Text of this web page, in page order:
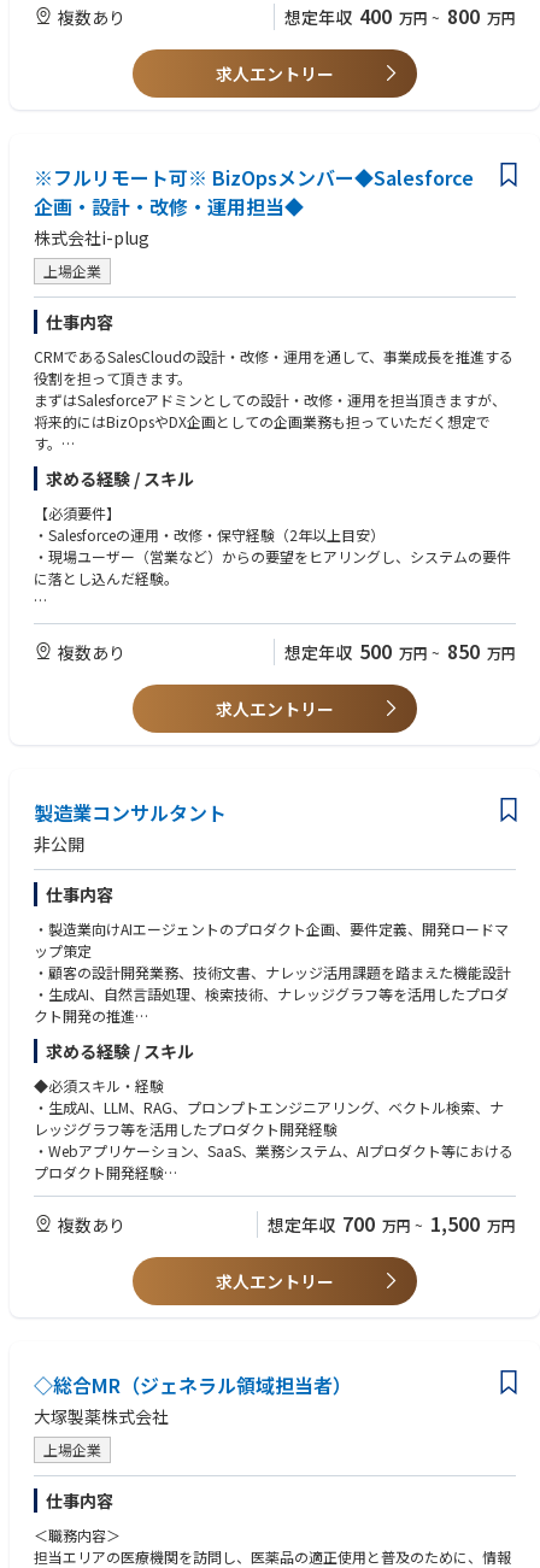
【求める人物像】
・ニチレイバリューズに共感して頂ける方
・人とコミュニケーションをとることが好きな方
・物事の仕組みを作ることが好きな方
複数あり 想定年収 400 万円 ~ 800 万円
求人エントリー
※フルリモート可※ BizOpsメンバー◆Salesforce
企画・設計・改修・運用担当◆
株式会社i-plug
上場企業
仕事内容
CRMであるSalesCloudの設計・改修・運用を通して、事業成長を推進する
役割を担って頂きます。
まずはSalesforceアドミンとしての設計・改修・運用を担当頂きますが、
将来的にはBizOpsやDX企画としての企画業務も担っていただく想定で
す。
【主な業務内容】
・Salesforceの設計・改修・運用
・業務プロセス設計と改善
・各部門の業務プロセスを分析し、課題を特定
・効率化、標準化、自動化に向けた業務プロセスを設計、構築
・新しい業務プロセス導入後の効果測定、継続的な改善
・Salesforceをはじめとする各種データソースからのデータ収集、分析、
可視化
・事業課題の発見、改善策の立案、効果検証
・データに基づいた意思決定を支援するためのレポート、ダッシュボード
・Salesforceの設計・改修・運用
（将来的には）Salestechの企画・導入・運用、BIツール（Tableau）の設
計・構築・運用
・職務内容の変更の範囲：会社の定めるすべての業務
【組織詳細とミッション】
所属部門：事業企画部DX推進グループ
組織人数：4名
◆ミッション◆
・営業DX戦略策及び実行
・BI（Tableau）ツールの企画・推進
・Salesforceの設計・改修（開発）・運用
・生成AI活用の戦略策定・企画・推進・実装
【配属組織が対峙しているテーマ】
・中長期DX戦略の策定
・Salesforceのデータフロー抜本改修
・生成AIの戦略策定・AIエージェントの非エンジニアへの導入
求める経験 / スキル
【必須要件】
・Salesforceの運用・改修・保守経験（2年以上目安）
・現場ユーザー（営業など）からの要望をヒアリングし、システムの要件
に落とし込んだ経験。
【歓迎する要素】
・課題特定・企画立案・Pjt組成・Pjt推進等の企画業務経験
・Tableau、PowerBIなどのBIツールの使用経験
・スプレッドシート・SQL・SOQLを用いたデータ抽出、加工・分析経験
・Salesforceの資格保持者
複数あり 想定年収 500 万円 ~ 850 万円
求人エントリー
製造業コンサルタント
非公開
仕事内容
・製造業向けAIエージェントのプロダクト企画、要件定義、開発ロードマ
ップ策定
・顧客の設計開発業務、技術文書、ナレッジ活用課題を踏まえた機能設計
・生成AI、自然言語処理、検索技術、ナレッジグラフ等を活用したプロダ
クト開発の推進
・プロンプト設計、RAG、文書構造化、根拠提示、回答精度向上に関する
企画・検証
・エンジニア、AI技術者、製造業コンサルタント、外部パートナーとの開
発マネジメント
・PoC案件を通じた顧客課題の抽出、プロダクト改善へのフィードバック
・セキュリティ、権限管理、監査ログ、データ分離など、法人向けAIプロ
ダクトに求められる品質・信頼性の向上
ス整備
求める経験 / スキル
◆必須スキル・経験
・生成AI、LLM、RAG、プロンプトエンジニアリング、ベクトル検索、ナ
レッジグラフ等を活用したプロダクト開発経験
・Webアプリケーション、SaaS、業務システム、AIプロダクト等における
プロダクト開発経験
・プロダクトマネージャー、プロジェクトマネージャー、開発リーダー、
テックリード等としての開発推進経験
◆歓迎スキル・経験
・顧客課題をもとに要件定義、仕様策定、機能改善を行った経験
・エンジニア、デザイナー、ビジネスサイド、顧客など複数関係者を巻き
・AI技術を単なる技術実装ではなく、業務変革・現場活用につなげる視点
・不確実性の高い新規プロダクト開発において、仮説検証を進めながら形
にしていく推進力
・自然言語処理、機械学習、検索エンジン、文書解析、データ構造化に関
する知識・経験
・製造業、設計開発、生産技術、品質保証、PLM、BOM、CAD、CAE、FM
EA等に関する業務知識
・製造業向けSaaS、業務システム、PLM／PDM、ナレッジマネジメントシ
ステム等の開発・導入経験
複数あり 想定年収 700 万円 ~ 1,500 万円
求人エントリー
◇総合MR（ジェネラル領域担当者）
大塚製薬株式会社
上場企業
仕事内容
＜職務内容＞
担当エリアの医療機関を訪問し、医薬品の適正使用と普及のために、情報